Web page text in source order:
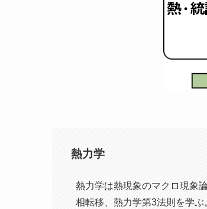
熱力学
熱力学は熱現象のマクロ現象
相転移、熱力学第3法則を学